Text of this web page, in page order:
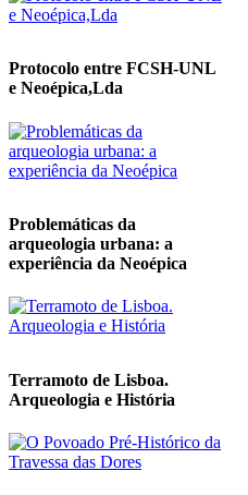
Protocolo entre FCSH-UNL
e Neoépica,Lda
Problemáticas da
arqueologia urbana: a
experiência da Neoépica
Terramoto de Lisboa.
Arqueologia e História